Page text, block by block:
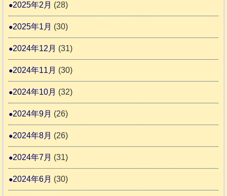
2025年2月 (28)
2025年1月 (30)
2024年12月 (31)
2024年11月 (30)
2024年10月 (32)
2024年9月 (26)
2024年8月 (26)
2024年7月 (31)
2024年6月 (30)